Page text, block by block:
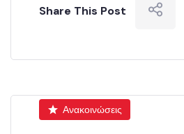
Share This Post
Ανακοινώσεις